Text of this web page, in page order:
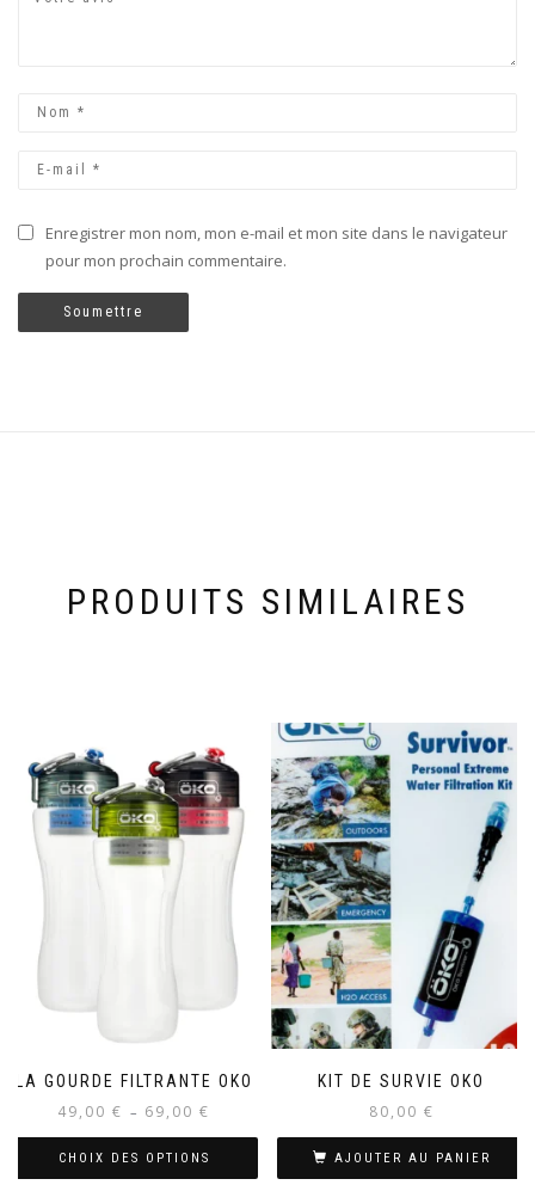
Enregistrer mon nom, mon e-mail et mon site dans le navigateur
pour mon prochain commentaire.
PRODUITS SIMILAIRES
LA GOURDE FILTRANTE OKO
49,00 € – 69,00 €
49,00 €
CHOIX DES OPTIONS
KIT DE SURVIE OKO
80,00 €
AJOUTER AU PANIER